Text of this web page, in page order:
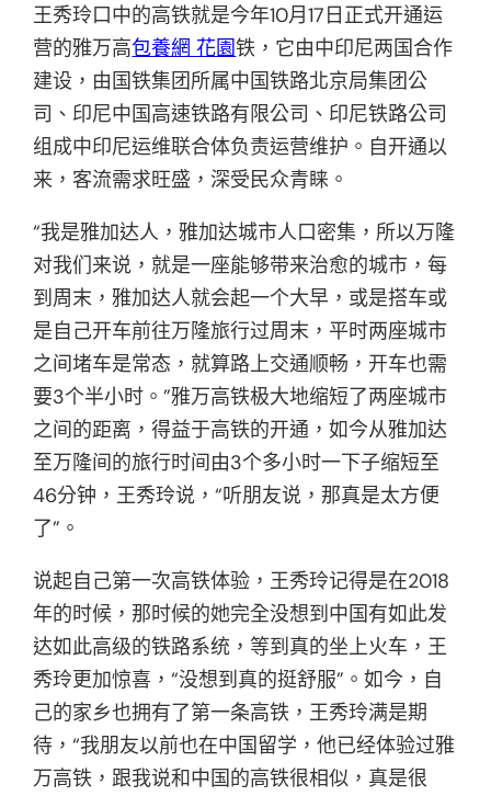
王秀玲口中的高铁就是今年10月17日正式开通运
营的雅万高包養網 花園铁，它由中印尼两国合作
建设，由国铁集团所属中国铁路北京局集团公
司、印尼中国高速铁路有限公司、印尼铁路公司
组成中印尼运维联合体负责运营维护。自开通以
来，客流需求旺盛，深受民众青睐。
“我是雅加达人，雅加达城市人口密集，所以万隆
对我们来说，就是一座能够带来治愈的城市，每
到周末，雅加达人就会起一个大早，或是搭车或
是自己开车前往万隆旅行过周末，平时两座城市
之间堵车是常态，就算路上交通顺畅，开车也需
要3个半小时。”雅万高铁极大地缩短了两座城市
之间的距离，得益于高铁的开通，如今从雅加达
至万隆间的旅行时间由3个多小时一下子缩短至
46分钟，王秀玲说，“听朋友说，那真是太方便
了”。
说起自己第一次高铁体验，王秀玲记得是在2018
年的时候，那时候的她完全没想到中国有如此发
达如此高级的铁路系统，等到真的坐上火车，王
秀玲更加惊喜，“没想到真的挺舒服”。如今，自
己的家乡也拥有了第一条高铁，王秀玲满是期
待，“我朋友以前也在中国留学，他已经体验过雅
万高铁，跟我说和中国的高铁很相似，真是很